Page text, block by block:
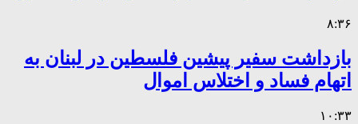
۸:۳۶
بازداشت سفیر پیشین فلسطین در لبنان به
اتهام فساد و اختلاس اموال
۱۰:۳۳